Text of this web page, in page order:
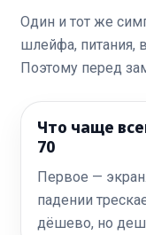
Один и тот же
шлейфа, питания,
Поэтому перед
Что чаще
70
Первое —
падении
дёшево, но